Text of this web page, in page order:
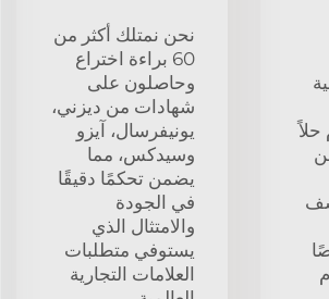
حلاً
نحن نمتلك أكثر من
60 براءة اختراع
وحاصلون على
شهادات من ديزني،
يونيفرسال، آيزو
وسيدكس، مما
يضمن تحكمًا دقيقًا
في الجودة
والامتثال الذي
يستوفي متطلبات
العلامات التجارية